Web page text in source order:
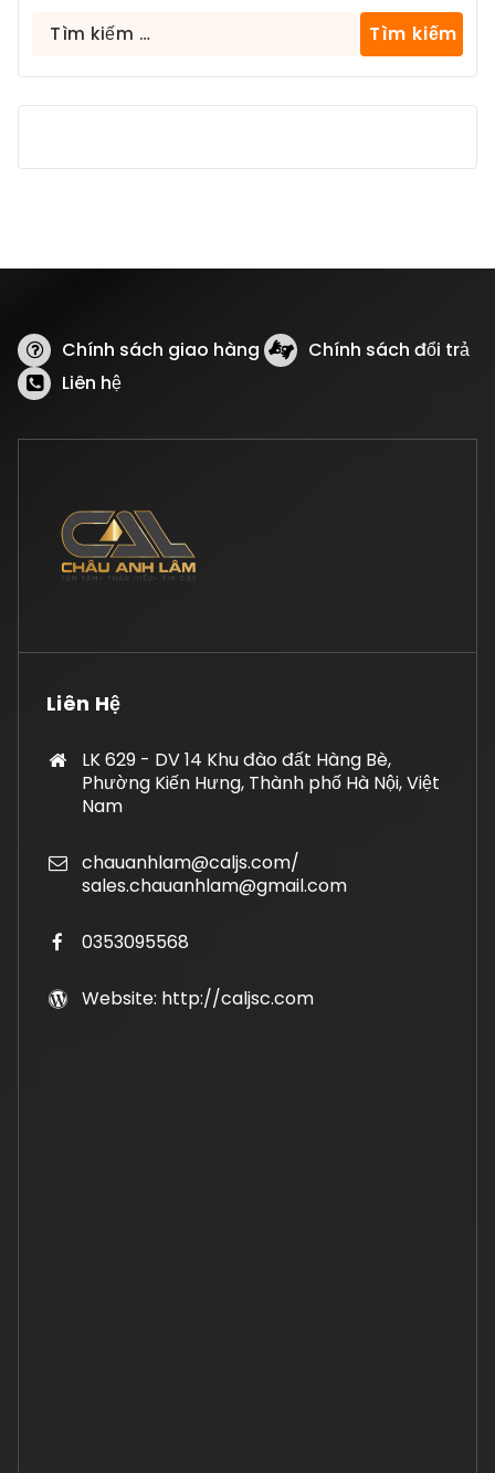
Tìm
Chính sách giao hàng
Chính sách đổi trả
Liên hệ
Liên Hệ
LK 629 - DV 14 Khu đào đất Hàng Bè,
Phường Kiến Hưng, Thành phố Hà Nội, Việt
Nam
chauanhlam@caljs.com/
sales.chauanhlam@gmail.com
0353095568
Website: http://caljsc.com